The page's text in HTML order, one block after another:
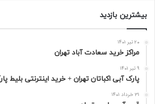
بیشترین بازدید
20 تیر 1401
مراکز خرید سعادت‌ آباد تهران
9 تیر 1401
پارک آبی اکباتان تهران + خرید اینترنتی بلیط
31 خرداد 1401